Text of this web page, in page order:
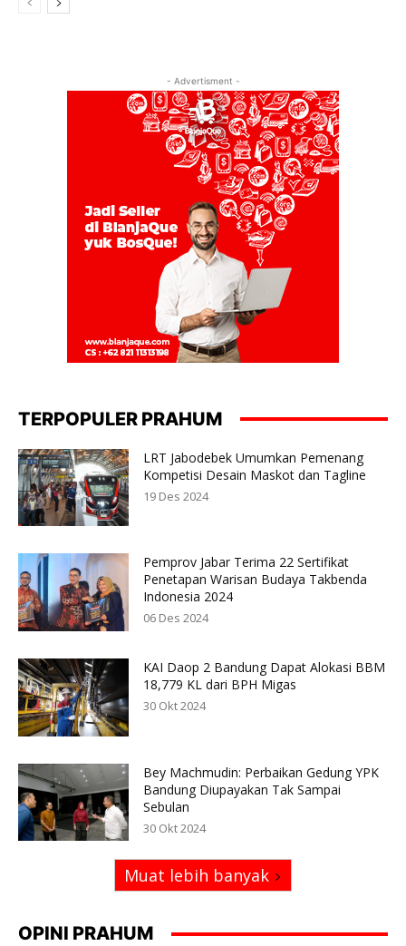
- Advertisment -
TERPOPULER PRAHUM
LRT Jabodebek Umumkan Pemenang
Kompetisi Desain Maskot dan Tagline
19 Des 2024
Pemprov Jabar Terima 22 Sertifikat
Penetapan Warisan Budaya Takbenda
Indonesia 2024
06 Des 2024
KAI Daop 2 Bandung Dapat Alokasi BBM
18,779 KL dari BPH Migas
30 Okt 2024
Bey Machmudin: Perbaikan Gedung YPK
Bandung Diupayakan Tak Sampai
Sebulan
30 Okt 2024
Muat lebih banyak
OPINI PRAHUM